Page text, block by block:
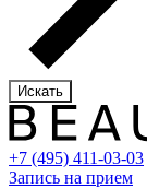
Искать
+7 (495) 411-03-03
Запись на прием